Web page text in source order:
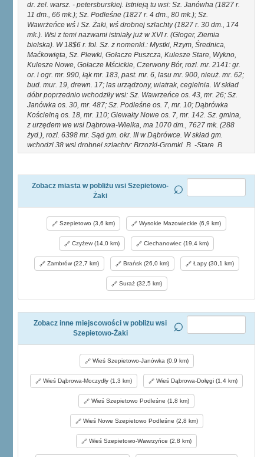
dr. żel. warsz. - petersburskiej. Istnieją tu wsi: Sz. Janówha (1827 r.
11 dm., 66 mk.); Sz. Podleśne (1827 r. 4 dm., 80 mk.); Sz.
Wawrżeńce wś i Sz. Żaki, wś drobnej szlachty (1827 r. 30 dm., 174
mk.). Wsi z temi nazwami istniały już w XVI r. (Gloger, Ziemia
bielska). W 18$6 r. fol. Sz. z nomenkl.: Mystki, Rzym, Średnica,
Maćkowięta, Sz. Plewki, Gołacze Puszcza, Kulesze Stare, Wykno,
Kulesze Nowe, Gołacze Mścickie, Czerwony Bór, rozl. mr. 2141: gr.
or. i ogr. mr. 990, łąk mr. 183, past. mr. 6, lasu mr. 900, nieuż. mr. 62;
bud. mur. 19, drewn. 17; las urządzony, wiatrak, cegielnia. W skład
dóbr poprzednio wchodziły wsi: Sz. Wawrzeńce os. 43, mr. 26; Sz.
Janówka os. 30, mr. 487; Sz. Podleśne os. 7, mr. 10; Dąbrówka
Kościelną os. 18, mr. 110; Giewałty Nowe os. 7, mr. 142. Sz. gmina,
z urzędem we wsi Dąbrowa-Wielka, ma 1070 dm., 7627 mk. (288
żyd.), rozl. 6398 mr. Sąd gm. okr. III w Dąbrówce. W skład gm.
wchodzi 38 wsi drobnej szlachty: Brzozki-Gromki, B. -Stare, B.
Tatary, Dąbrowa-Gogole, D.-Cherubiny, D. Kaski, D. Łazy, D.-
Wilki, D.- Zabłotne, Dąbrówka-Kościelna, Jabłoń-Samsony, Kaczyn
Herbasy, K. -Stary, Kamień-Rupie, Moczydły-Jakubowięta, M. -
Stanisławowięta, M.-Stanowięta, M.- Stok, M. Wielkie, Pułazie
Świerże, Stawiereje-Michałowięta, Szepietowo-Żaki, Szymbory,
ŚrednicaJakubowięta, S. -Maćko więta, S. -Pawło więta, Święck-
Wielki, Tybory, Wojny-Piecki, W. Pogorzel, W.- Izdebnik, Wólka-Goła
i W.Kosmata; 4 wsie z ludnością mieszaną: Bryki, Dąbrowa-Bybytki,
Gierłaty i Wiszniówek; 8 wsi włościańskich: Dąbrowa-Wielka, D.-
Mała, Miodusy-Litwa, Strumiany-Święck, Szepietowo-Janówka, S.-
Podleśne, S.- Wawrzyńce, Trzciny. Br. Ch.
Zobacz miasta w pobliżu wsi Szepietowo-
Żaki
Szepietowo (3,6 km) Wysokie Mazowieckie (6,9 km)
Czyżew (14,0 km) Ciechanowiec (19,4 km)
Zambrów (22,7 km) Brańsk (26,0 km) Łapy (30,1 km)
Suraż (32,5 km)
Zobacz inne miejscowości w pobliżu wsi
Szepietowo-Żaki
Wieś Szepietowo-Janówka (0,9 km)
Wieś Dąbrowa-Moczydły (1,3 km) Wieś Dąbrowa-Dołęgi (1,4 km)
Wieś Szepietowo Podleśne (1,8 km)
Wieś Nowe Szepietowo Podleśne (2,8 km)
Wieś Szepietowo-Wawrzyńce (2,8 km)